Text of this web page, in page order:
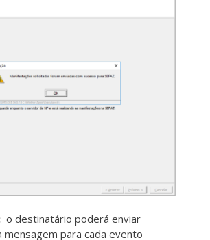
o destinatário poderá enviar
mensagem para cada evento